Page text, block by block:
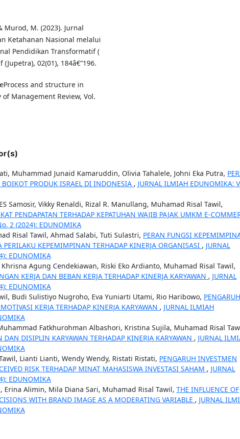
Murod, M. (2023). Jurnal
Ketahanan Nasional melalui
Pendidikan Transformatif (
02(01), 184â€“196.
and structure in
Management Review, Vol.
Muhammad Junaid Kamaruddin, Olivia Tahalele, Johni Eka Putra,
PRODUK ISRAEL DI INDONESIA , JURNAL ILMIAH EDUNOMIKA:
Samosir, Vikky Renaldi, Rizal R. Manullang, Muhamad Risal Tawil,
PENDAPATAN TERHADAP KEPATUHAN WAJIB PAJAK UMKM E-
2 (2024): EDUNOMIKA
Risal Tawil, Ahmad Salabi, Tuti Sulastri, PERAN FUNGSI
PERILAKU KEPEMIMPINAN TERHADAP KINERJA ORGANISASI , JURNAL
EDUNOMIKA
Agung Cendekiawan, Riski Eko Ardianto, Muhamad Risal Tawil,
KERJA DAN BEBAN KERJA TERHADAP KINERJA KARYAWAN , JURNAL
EDUNOMIKA
Budi Sulistiyo Nugroho, Eva Yuniarti Utami, Rio Haribowo, PENGARUH
KERJA TERHADAP KINERJA KARYAWAN , JURNAL ILMIAH
Fatkhurohman Albashori, Kristina Sujila, Muhamad Risal
DISIPLIN KARYAWAN TERHADAP KINERJA KARYAWAN , JURNAL
Lianti Lianti, Wendy Wendy, Ristati Ristati, PENGARUH INVESTMEN
RISK TERHADAP MINAT MAHASISWA INVESTASI SAHAM , JURNAL
EDUNOMIKA
Erina Alimin, Mila Diana Sari, Muhamad Risal Tawil, THE INFLUENCE OF
WITH BRAND IMAGE AS A MODERATING VARIABLE , JURNAL